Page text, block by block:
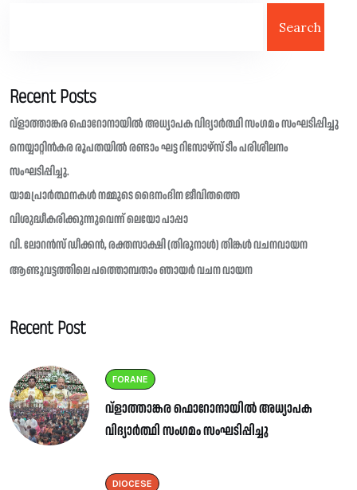
Search
Recent Posts
വ്ളാത്താങ്കര ഫൊറോനായിൽ അധ്യാപക വിദ്യാർത്ഥി സംഗമം സംഘടിപ്പിച്ചു
നെയ്യാറ്റിൻകര രൂപതയിൽ രണ്ടാം ഘട്ട റിസോഴ്സ് ടീം പരിശീലനം
സംഘടിപ്പിച്ചു.
യാമപ്രാർത്ഥനകൾ നമ്മുടെ ദൈനംദിന ജീവിതത്തെ
വിശുദ്ധീകരിക്കുന്നുവെന്ന് ലെയോ പാപ്പാ
വി. ലോറൻസ് ഡീക്കൻ, രക്തസാക്ഷി (തിരുനാൾ) തിങ്കൾ വചനവായന
ആണ്ടുവട്ടത്തിലെ പത്തൊമ്പതാം ഞായർ വചന വായന
Recent Post
FORANE
വ്ളാത്താങ്കര ഫൊറോനായിൽ അധ്യാപക
വിദ്യാർത്ഥി സംഗമം സംഘടിപ്പിച്ചു
DIOCESE